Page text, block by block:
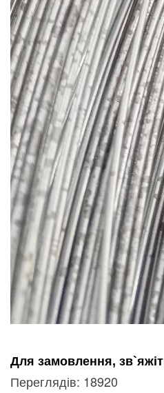
Для замовлення,
Переглядів: 18920